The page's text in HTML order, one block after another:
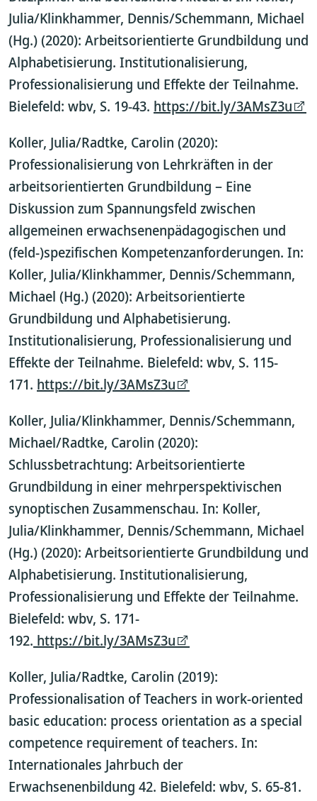
Julia/Klinkhammer, Dennis/Schemmann, Michael
(Hg.) (2020): Arbeitsorientierte Grundbildung und
Alphabetisierung. Institutionalisierung,
Professionalisierung und Effekte der Teilnahme.
Bielefeld: wbv, S. 19-43. https://bit.ly/3AMsZ3u
Koller, Julia/Radtke, Carolin (2020):
Professionalisierung von Lehrkräften in der
arbeitsorientierten Grundbildung – Eine
Diskussion zum Spannungsfeld zwischen
allgemeinen erwachsenenpädagogischen und
(feld-)spezifischen Kompetenzanforderungen. In:
Koller, Julia/Klinkhammer, Dennis/Schemmann,
Michael (Hg.) (2020): Arbeitsorientierte
Grundbildung und Alphabetisierung.
Institutionalisierung, Professionalisierung und
Effekte der Teilnahme. Bielefeld: wbv, S. 115-
171. https://bit.ly/3AMsZ3u
Koller, Julia/Klinkhammer, Dennis/Schemmann,
Michael/Radtke, Carolin (2020):
Schlussbetrachtung: Arbeitsorientierte
Grundbildung in einer mehrperspektivischen
synoptischen Zusammenschau. In: Koller,
Julia/Klinkhammer, Dennis/Schemmann, Michael
(Hg.) (2020): Arbeitsorientierte Grundbildung und
Alphabetisierung. Institutionalisierung,
Professionalisierung und Effekte der Teilnahme.
Bielefeld: wbv, S. 171-
192. https://bit.ly/3AMsZ3u
Koller, Julia/Radtke, Carolin (2019):
Professionalisation of Teachers in work-oriented
basic education: process orientation as a special
competence requirement of teachers. In:
Internationales Jahrbuch der
Erwachsenenbildung 42. Bielefeld: wbv, S. 65-81.